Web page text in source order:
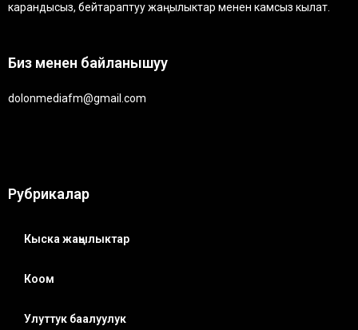
карандысыз, бейтараптуу жаңылыктар менен камсыз кылат.
Биз менен байланышуу
dolonmediafm@gmail.com
Рубрикалар
Кыска жаңылыктар
Коом
Улуттук баалуулук